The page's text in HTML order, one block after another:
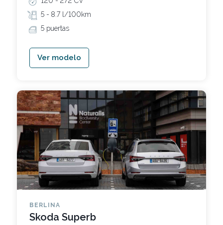
5 - 8.7 l/100km
5 puertas
Ver modelo
BERLINA
Skoda Superb